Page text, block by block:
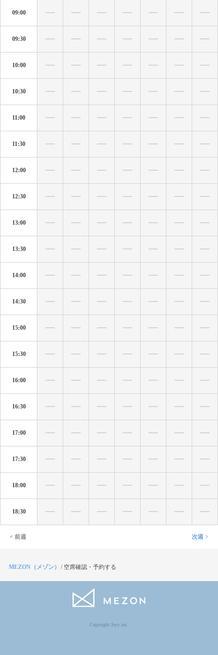
09:00
09:30
10:00
10:30
11:00
11:30
12:00
12:30
13:00
13:30
14:00
14:30
15:00
15:30
16:00
16:30
17:00
17:30
18:00
18:30
< 前週 次週 >
MEZON（メゾン） / 空席確認・予約する
Copyright Jocy inc.